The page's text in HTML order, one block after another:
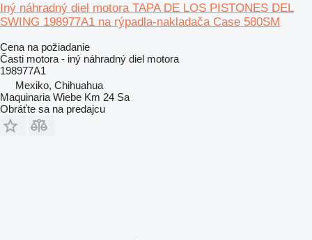
Iný náhradný diel motora TAPA DE LOS PISTONES DEL
SWING 198977A1 na rýpadla-nakladača Case 580SM
Cena na požiadanie
Časti motora - iný náhradný diel motora
198977A1
Mexiko, Chihuahua
Maquinaria Wiebe Km 24 Sa
Obráťte sa na predajcu